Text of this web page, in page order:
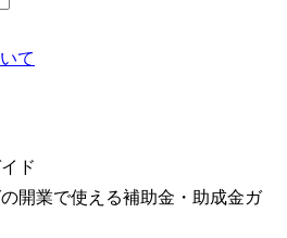
て
ド
開業で使える補助金・助成金ガ